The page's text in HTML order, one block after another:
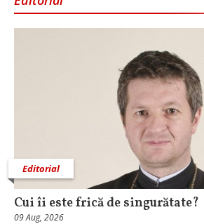
Editorial
Cui îi este frică de singurătate?
09 Aug, 2026